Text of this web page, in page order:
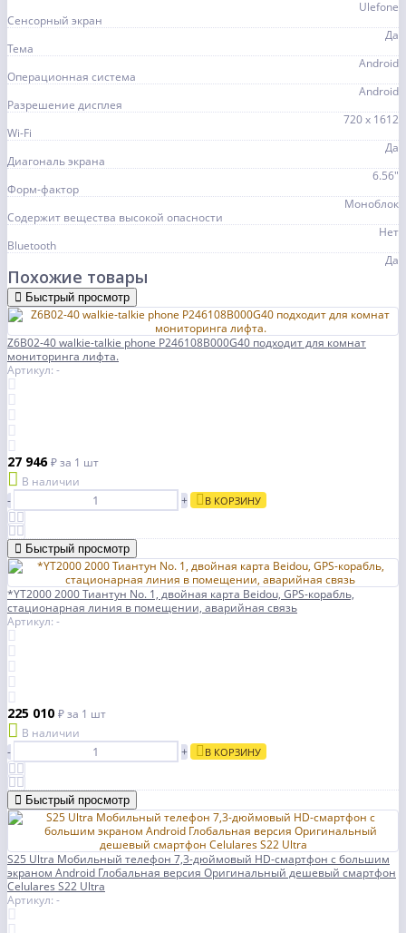
Ulefone
Сенсорный экран
Да
Тема
Android
Операционная система
Android
Разрешение дисплея
720 х 1612
Wi-Fi
Да
Диагональ экрана
6.56"
Форм-фактор
Моноблок
Содержит вещества высокой опасности
Нет
Bluetooth
Да
Похожие товары
Быстрый просмотр
Z6B02-40 walkie-talkie phone P246108B000G40 подходит для комнат
мониторинга лифта.
Артикул: -
27 946₽за 1 шт
В наличии
-
+ В КОРЗИНУ
Быстрый просмотр
*YT2000 2000 Тиантун No. 1, двойная карта Beidou, GPS-корабль,
стационарная линия в помещении, аварийная связь
Артикул: -
225 010 ₽за 1 шт
В наличии
-
+ В КОРЗИНУ
Быстрый просмотр
S25 Ultra Мобильный телефон 7,3-дюймовый HD-смартфон с большим
экраном Android Глобальная версия Оригинальный дешевый смартфон
Celulares S22 Ultra
Артикул: -